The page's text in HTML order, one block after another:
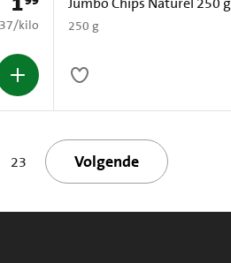
per kilo
/kilo 250 g
23 Volgende